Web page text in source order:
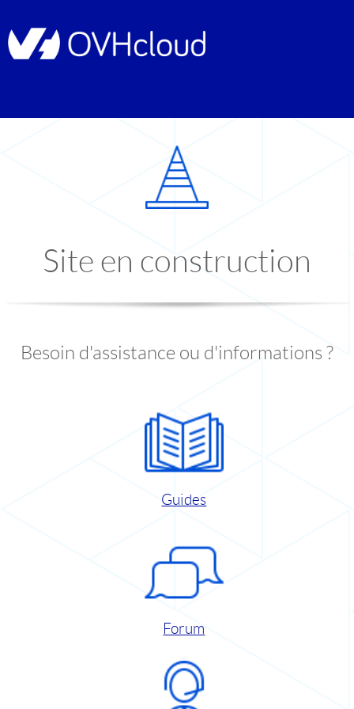
Site en construction
Besoin d'assistance ou d'informations ?
Guides
Forum